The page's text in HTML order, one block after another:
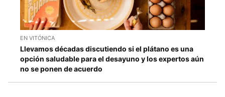
EN VITÓNICA
Llevamos décadas discutiendo si el plátano es una
opción saludable para el desayuno y los expertos aún
no se ponen de acuerdo